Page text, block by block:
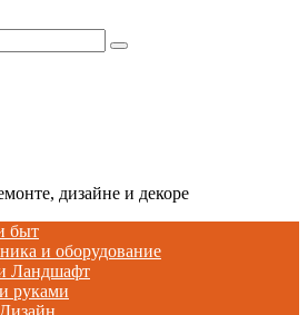
дизайне и декоре
быт
и оборудование
Ландшафт
руками